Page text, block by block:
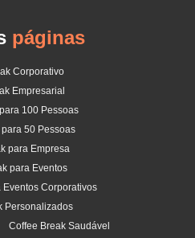
páginas
Corporativo
Empresarial
100 Pessoas
50 Pessoas
para Empresa
para Eventos
Eventos Corporativos
Personalizados
Coffee Break Saudável